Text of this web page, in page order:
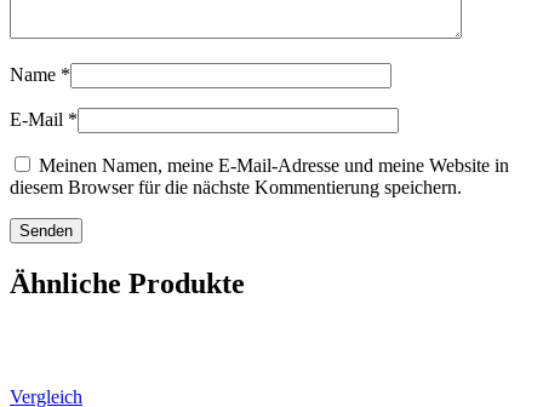
Name *
E-Mail *
Meinen Namen, meine E-Mail-Adresse und meine Website in
diesem Browser für die nächste Kommentierung speichern.
Ähnliche Produkte
Vergleich